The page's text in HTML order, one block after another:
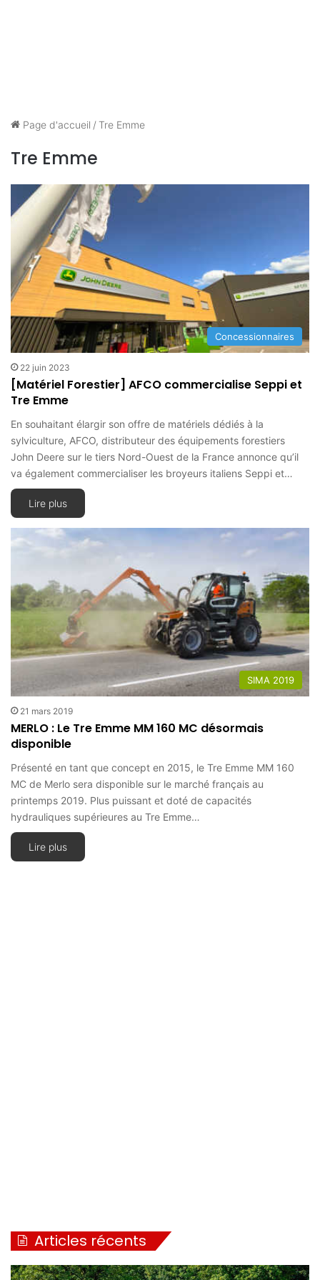
Page d'accueil /Tre Emme
Tre Emme
Concessionnaires
22 juin 2023
[Matériel Forestier] AFCO commercialise Seppi et
Tre Emme
En souhaitant élargir son offre de matériels dédiés à la
sylviculture, AFCO, distributeur des équipements forestiers
John Deere sur le tiers Nord-Ouest de la France annonce qu’il
va également commercialiser les broyeurs italiens Seppi et…
Lire plus
SIMA 2019
21 mars 2019
MERLO : Le Tre Emme MM 160 MC désormais
disponible
Présenté en tant que concept en 2015, le Tre Emme MM 160
MC de Merlo sera disponible sur le marché français au
printemps 2019. Plus puissant et doté de capacités
hydrauliques supérieures au Tre Emme…
Lire plus
Articles récents